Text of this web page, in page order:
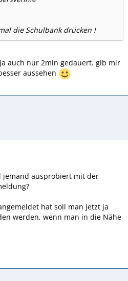
die Schulbank drücken !
auch nur 2min gedauert. gib mir
aussehen
jemand ausprobiert mit der
hat soll man jetzt ja
werden, wenn man in die Nähe